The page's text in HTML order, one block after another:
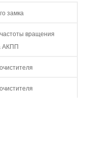
замка
вращения
АКПП